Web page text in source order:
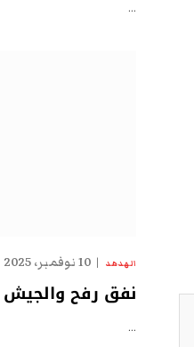
…
الهدهد 10 نوفمبر، 2025
نفق رفح والجيش
…